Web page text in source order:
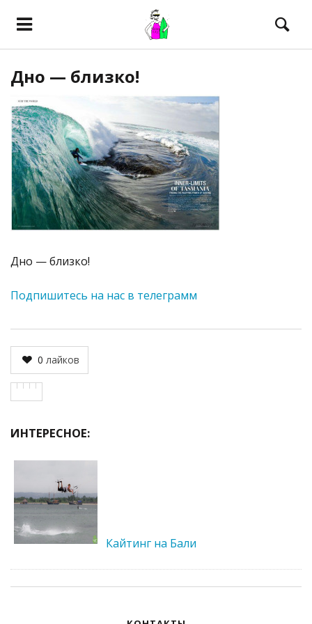
Дно — близко!
Дно — близко!
Подпишитесь на нас в телеграмм
0 лайков
ИНТЕРЕСНОЕ:
Кайтинг на Бали